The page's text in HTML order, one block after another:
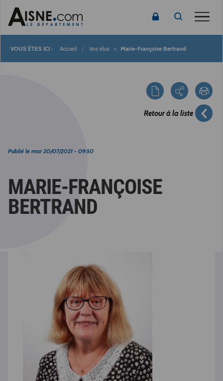
Fil
Accueil Vos élus Marie-Françoise Bertrand
Retour à la liste
Publié le mar 20/07/2021 - 09:50
MARIE-FRANÇOISE
BERTRAND